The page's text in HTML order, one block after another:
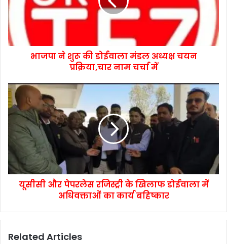
भाजपा ने शुरू की डोईवाला मंडल अध्यक्ष चयन
प्रक्रिया,चार नाम चर्चा में
यूसीसी और पेपरलेस रजिस्ट्री के खिलाफ डोईवाला में
अधिवक्ताओं का कार्य बहिष्कार
Related Articles